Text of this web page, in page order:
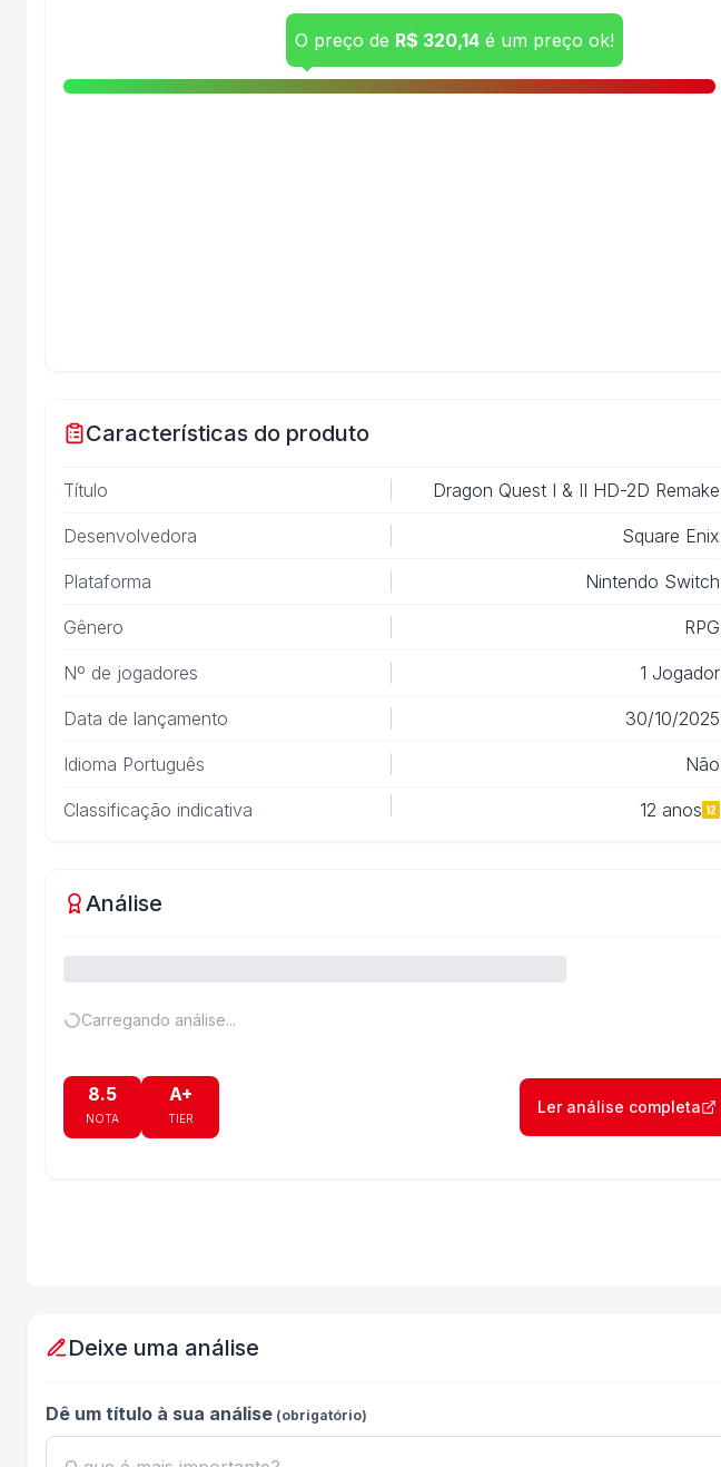
O preço de R$ 320,14 é um preço ok!
Características do produto
Título Dragon Quest I & II HD-2D Remake
Desenvolvedora Square Enix
Plataforma Nintendo Switch
Gênero RPG
Nº de jogadores 1 Jogador
Data de lançamento 30/10/2025
Idioma Português Não
Classificação indicativa 12 anos
Análise
Carregando análise...
8.5
NOTA
A+
TIER
Ler análise completa
Deixe uma análise
Dê um título à sua análise (obrigatório)